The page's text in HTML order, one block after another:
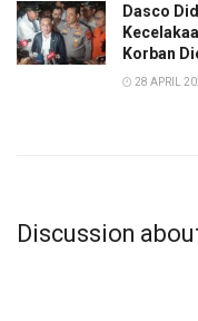
Dasco
Korban
28 APRIL
Discussion